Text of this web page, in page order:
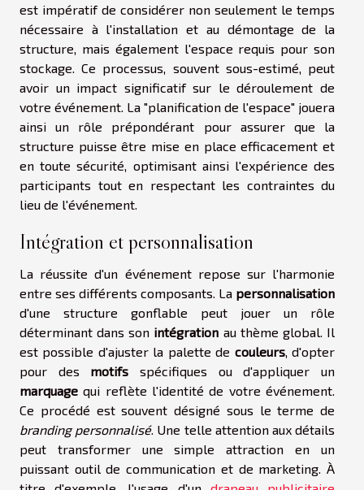
est impératif de considérer non seulement le temps
nécessaire à l'installation et au démontage de la
structure, mais également l'espace requis pour son
stockage. Ce processus, souvent sous-estimé, peut
avoir un impact significatif sur le déroulement de
votre événement. La "planification de l'espace" jouera
ainsi un rôle prépondérant pour assurer que la
structure puisse être mise en place efficacement et
en toute sécurité, optimisant ainsi l'expérience des
participants tout en respectant les contraintes du
lieu de l'événement.
Intégration et personnalisation
La réussite d'un événement repose sur l'harmonie
entre ses différents composants. La personnalisation
d'une structure gonflable peut jouer un rôle
déterminant dans son intégration au thème global. Il
est possible d'ajuster la palette de couleurs, d'opter
pour des motifs spécifiques ou d'appliquer un
marquage qui reflète l'identité de votre événement.
Ce procédé est souvent désigné sous le terme de
branding personnalisé. Une telle attention aux détails
peut transformer une simple attraction en un
puissant outil de communication et de marketing. À